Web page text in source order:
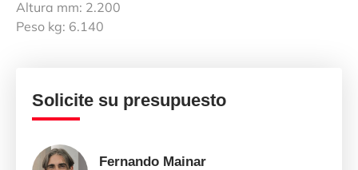
Altura mm: 2.200
Peso kg: 6.140
Solicite su presupuesto
Fernando Mainar